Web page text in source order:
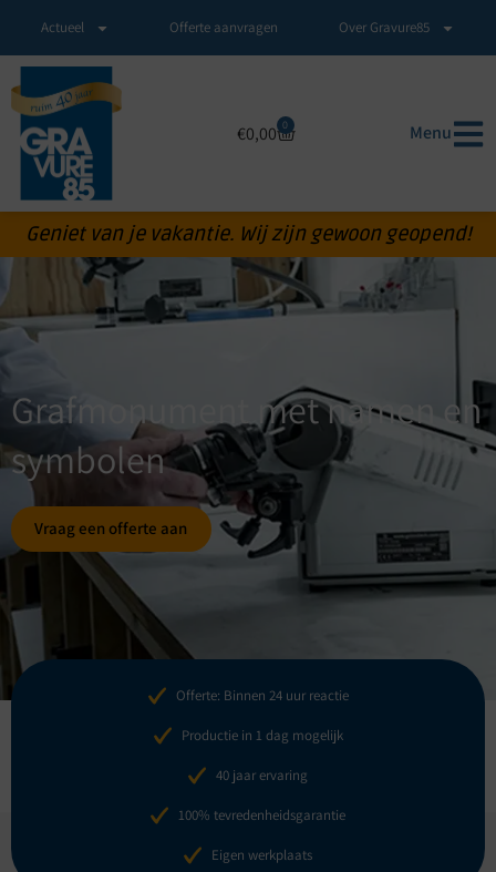
Actueel Offerte aanvragen Over Gravure85
€0,00 0 Menu
Geniet van je vakantie. Wij zijn gewoon geopend!
Grafmonument met namen en
symbolen
Vraag een offerte aan
Offerte: Binnen 24 uur reactie
Productie in 1 dag mogelijk
40 jaar ervaring
100% tevredenheidsgarantie
Eigen werkplaats